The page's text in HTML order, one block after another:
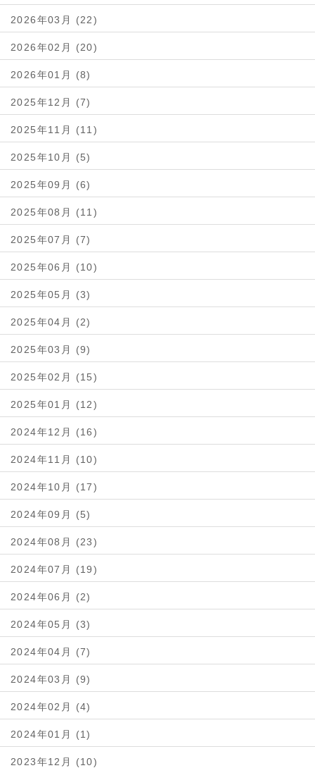
2026年03月 (22)
2026年02月 (20)
2026年01月 (8)
2025年12月 (7)
2025年11月 (11)
2025年10月 (5)
2025年09月 (6)
2025年08月 (11)
2025年07月 (7)
2025年06月 (10)
2025年05月 (3)
2025年04月 (2)
2025年03月 (9)
2025年02月 (15)
2025年01月 (12)
2024年12月 (16)
2024年11月 (10)
2024年10月 (17)
2024年09月 (5)
2024年08月 (23)
2024年07月 (19)
2024年06月 (2)
2024年05月 (3)
2024年04月 (7)
2024年03月 (9)
2024年02月 (4)
2024年01月 (1)
2023年12月 (10)